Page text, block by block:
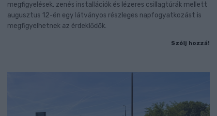
megfigyelések, zenés installációk és lézeres csillagtúrák mellett
augusztus 12-én egy látványos részleges napfogyatkozást is
megfigyelhetnek az érdeklődők.
Szólj hozzá!